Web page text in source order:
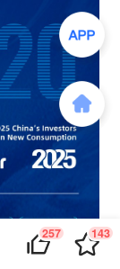
257 143